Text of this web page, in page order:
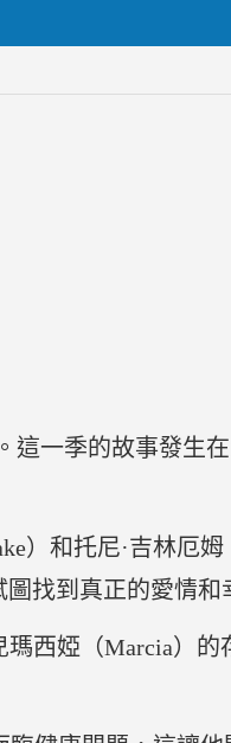
這一季的故事發生在
）和托尼·吉林厄姆
找到真正的愛情和
西婭（Marcia）的